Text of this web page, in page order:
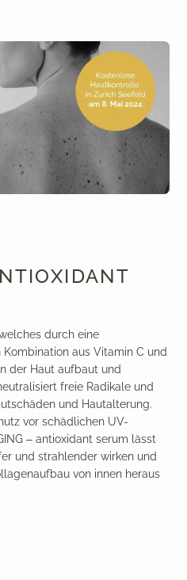
durch eine
aus Vitamin C und
der Haut aufbaut und
freie Radikale und
und Hautalterung.
vor schädlichen UV-
– antioxidant serum lässt
und strahlender wirken und
von innen heraus